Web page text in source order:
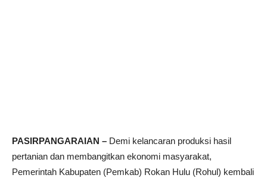
PASIRPANGARAIAN – Demi kelancaran produksi hasil
pertanian dan membangitkan ekonomi masyarakat,
Pemerintah Kabupaten (Pemkab) Rokan Hulu (Rohul) kembali